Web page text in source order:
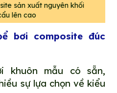
sản xuất nguyên khối
lên cao
bơi composite đúc
khuôn mẫu có sẵn,
sự lựa chọn về kiểu